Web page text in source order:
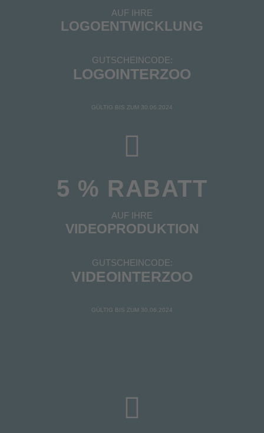
AUF IHRE
LOGOENTWICKLUNG
GUTSCHEINCODE:
LOGOINTERZOO
GÜLTIG BIS ZUM 30.06.2024
5 % RABATT
AUF IHRE
VIDEOPRODUKTION
GUTSCHEINCODE:
VIDEOINTERZOO
GÜLTIG BIS ZUM 30.06.2024